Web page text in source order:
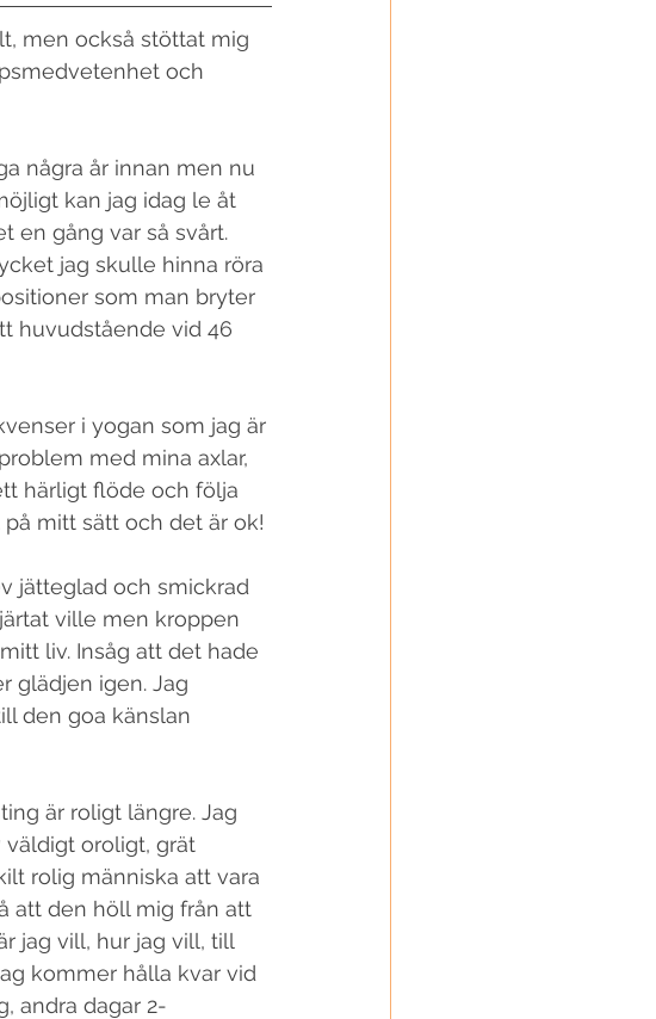
men också stöttat mig
och
några år innan men nu
kan jag idag le åt
en gång var så svårt.
jag skulle hinna röra
som man bryter
huvudstående vid 46
i yogan som jag är
med mina axlar,
härligt flöde och följa
mitt sätt och det är ok!
jätteglad och smickrad
ville men kroppen
liv. Insåg att det hade
glädjen igen. Jag
den goa känslan
är roligt längre. Jag
väldigt oroligt, grät
rolig människa att vara
att den höll mig från att
jag vill, hur jag vill, till
kommer hålla kvar vid
andra dagar 2-